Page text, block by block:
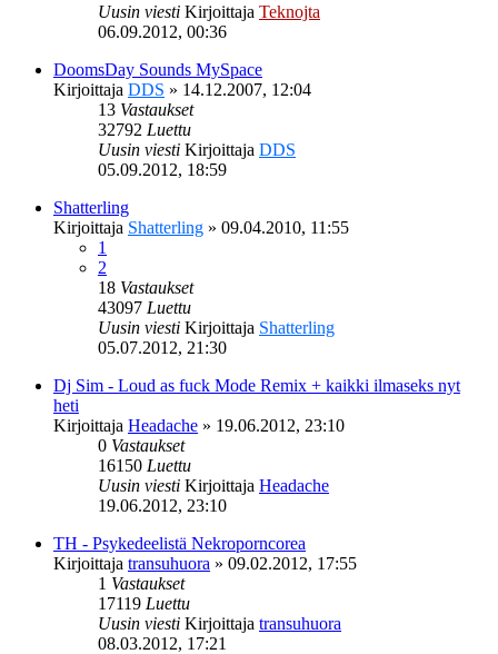
Uusin viesti Kirjoittaja Teknojta
06.09.2012, 00:36
DoomsDay Sounds MySpace
Kirjoittaja DDS » 14.12.2007, 12:04
13 Vastaukset
32792 Luettu
Uusin viesti Kirjoittaja DDS
05.09.2012, 18:59
Shatterling
Kirjoittaja Shatterling » 09.04.2010, 11:55
1
2
18 Vastaukset
43097 Luettu
Uusin viesti Kirjoittaja Shatterling
05.07.2012, 21:30
Dj Sim - Loud as fuck Mode Remix + kaikki ilmaseks nyt
heti
Kirjoittaja Headache » 19.06.2012, 23:10
0 Vastaukset
16150 Luettu
Uusin viesti Kirjoittaja Headache
19.06.2012, 23:10
TH - Psykedeelistä Nekroporncorea
Kirjoittaja transuhuora » 09.02.2012, 17:55
1 Vastaukset
17119 Luettu
Uusin viesti Kirjoittaja transuhuora
08.03.2012, 17:21